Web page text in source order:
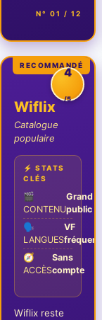
N° 01 / 12
RECOMMANDÉ
4
/5
Wiflix
Catalogue
populaire
⚡ STATS
CLÉS
🎬
CONTENU
Grand
public
🗣️
LANGUES
VF
fréquente
🧭
ACCÈS
Sans
compte
Wiflix reste